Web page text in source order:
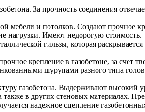
За прочность соединения
мебели и потолков. Создают прочное
нагрузки. Имеют недорогую стоимость.
гильзы, которая
крепление в газобетоне, за счет
шурупами разного типа
газобетона. Выдерживают высокий
в других стеновых материалах.
надежное сцепление